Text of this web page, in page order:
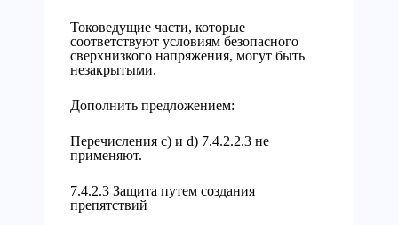
Токоведущие части, которые
соответствуют условиям безопасного
сверхнизкого напряжения, могут быть
незакрытыми.
Дополнить предложением:
Перечисления с) и d) 7.4.2.2.3 не
применяют.
7.4.2.3 Защита путем создания
препятствий